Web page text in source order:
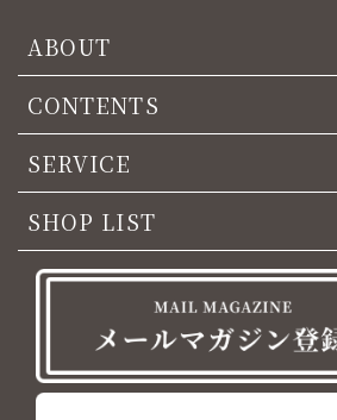
ABOUT
CONTENTS
SERVICE
SHOP LIST